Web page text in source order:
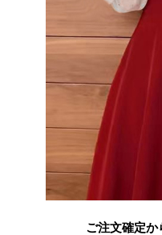
ご注文確定か